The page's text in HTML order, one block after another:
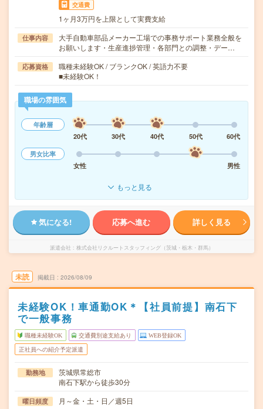
交通費
1ヶ月3万円を上限として実費支給
仕事内容
大手自動車部品メーカー工場での事務サポート業務全般を
お願いします・生産進捗管理・各部門との調整・デー…
応募資格
職種未経験OK / ブランクOK / 英語力不要
■未経験OK！
職場の雰囲気
年齢層
20代
30代 40代 50代
60代
男女比率
女性
男性
もっと見る
気になる! 応募へ進む 詳しく見る
派遣会社 株式会社リクルートスタッフィング（茨城・栃木・群馬）
未読 掲載日 2026/08/09
未経験OK！車通勤OK＊【社員前提】南石下
で一般事務
職種未経験OK 交通費別途支給あり WEB登録OK
正社員への紹介予定派遣
勤務地
茨城県常総市
南石下駅から徒歩30分
曜日頻度 月～金・土・日／週5日